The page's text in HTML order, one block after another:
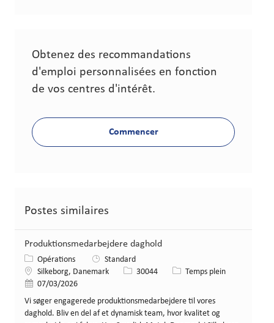
Obtenez des recommandations
d'emploi personnalisées en fonction
de vos centres d'intérêt.
Commencer
Postes similaires
Produktionsmedarbejdere daghold
Catégorie
Opérations
Standard
LieuSilkeborg, Danemark Identifiant de poste
30044 Type de poste
Temps plein
Date de publication
07/03/2026
Vi søger engagerede produktionsmedarbejdere til vores
daghold. Bliv en del af et dynamisk team, hvor kvalitet og